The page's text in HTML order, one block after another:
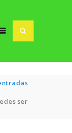
ser